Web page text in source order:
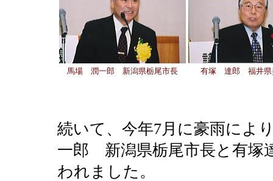
馬場 潤一郎 新潟県栃尾市長 有塚 達郎 福井県
続いて、今年7月に豪雨によ
一郎 新潟県栃尾市長と有塚
われました。